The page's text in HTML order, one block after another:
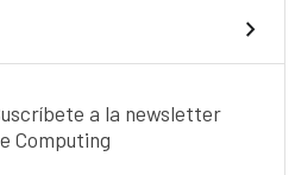
a la newsletter
Computing